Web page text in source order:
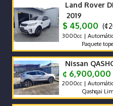
Land Rover
2019
$ 45,000
3000cc |
Paquete tope de
Nissan
¢ 6,900,000
2000cc |
Qashqai Limited